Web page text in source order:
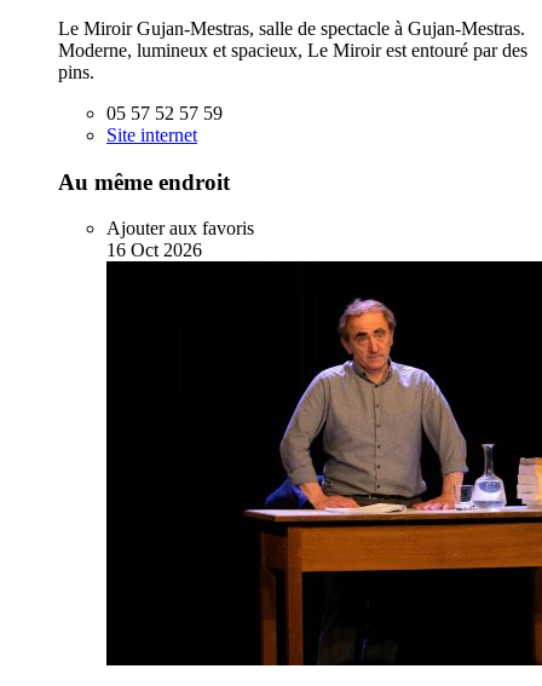
Le Miroir Gujan-Mestras, salle de spectacle à Gujan-Mestras.
Moderne, lumineux et spacieux, Le Miroir est entouré par des
pins.
05 57 52 57 59
Site internet
Au même endroit
Ajouter aux favoris
16 Oct 2026